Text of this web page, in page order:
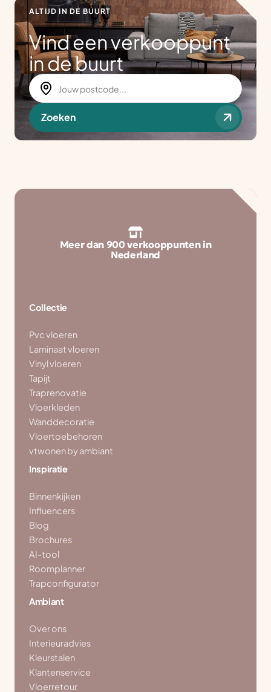
ALTIJD IN DE BUURT
Vind een verkooppunt
in de buurt
Zoeken
Meer dan 900 verkooppunten in
Nederland
Collectie
Pvc vloeren
Laminaat vloeren
Vinyl vloeren
Tapijt
Traprenovatie
Vloerkleden
Wanddecoratie
Vloertoebehoren
vtwonen by ambiant
Inspiratie
Binnenkijken
Influencers
Blog
Brochures
AI-tool
Roomplanner
Trapconfigurator
Ambiant
Over ons
Interieuradvies
Kleurstalen
Klantenservice
Vloerretour